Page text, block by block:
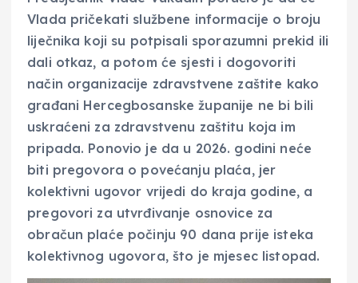
Vlada pričekati službene informacije o broju
liječnika koji su potpisali sporazumni prekid ili
dali otkaz, a potom će sjesti i dogovoriti
način organizacije zdravstvene zaštite kako
građani Hercegbosanske županije ne bi bili
uskraćeni za zdravstvenu zaštitu koja im
pripada. Ponovio je da u 2026. godini neće
biti pregovora o povećanju plaća, jer
kolektivni ugovor vrijedi do kraja godine, a
pregovori za utvrđivanje osnovice za
obračun plaće počinju 90 dana prije isteka
kolektivnog ugovora, što je mjesec listopad.